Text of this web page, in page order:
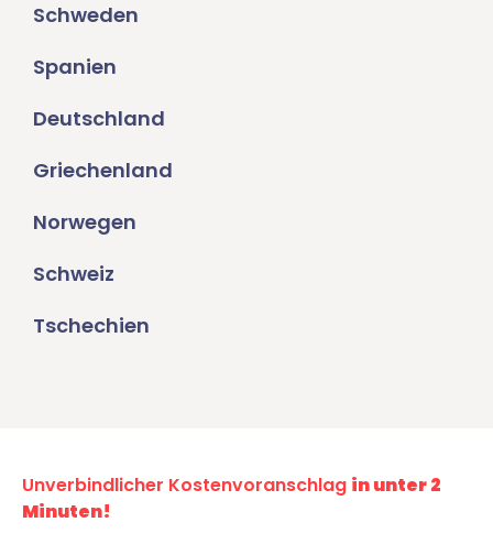
Schweden
Spanien
Deutschland
Griechenland
Norwegen
Schweiz
Tschechien
Unverbindlicher Kostenvoranschlag in unter 2
Minuten!